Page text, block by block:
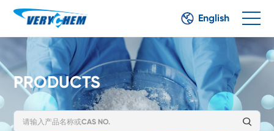
English
PRODUCTS